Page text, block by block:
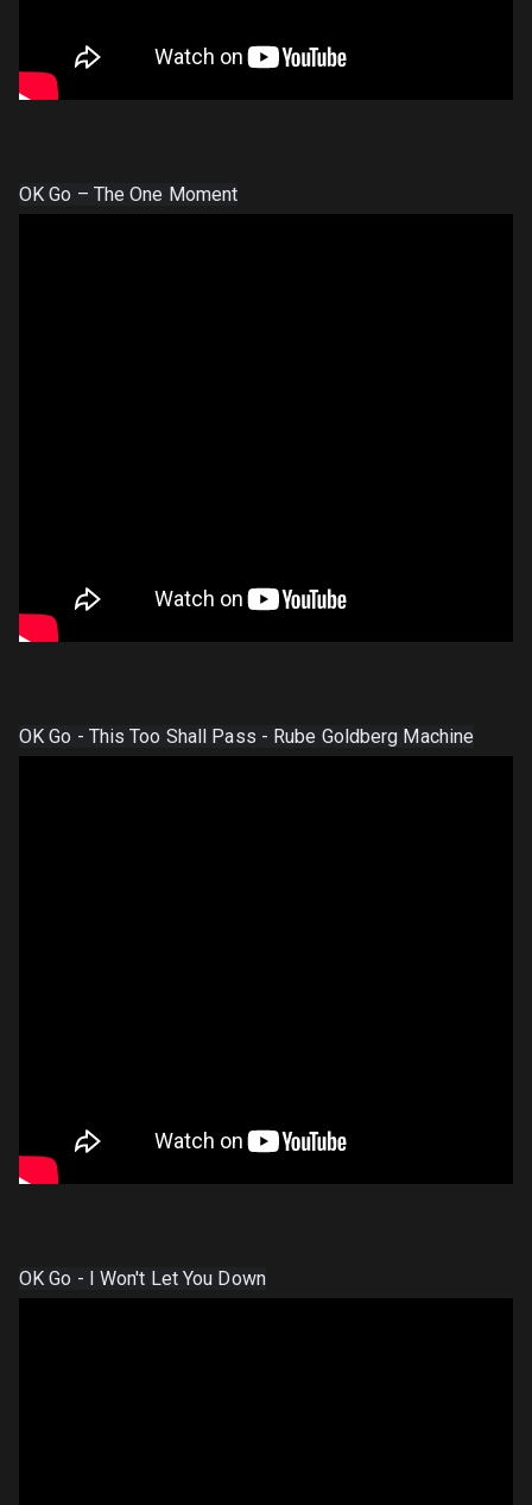
OK Go – The One Moment
OK Go - This Too Shall Pass - Rube Goldberg Machine
OK Go - I Won't Let You Down